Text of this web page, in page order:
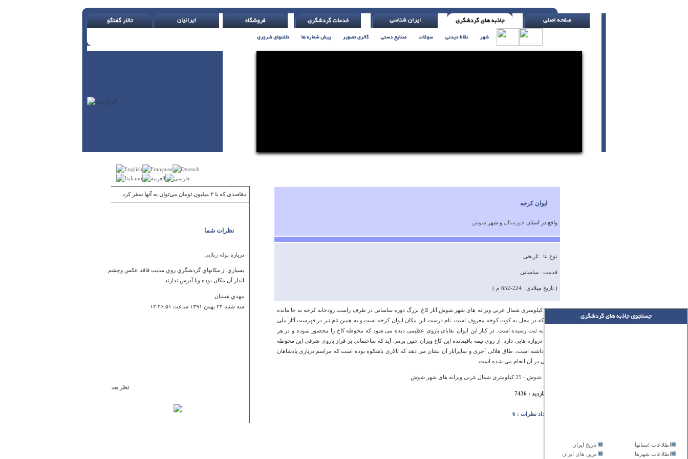
تاریخ ایران
اطلاعات استانها
ترین های ایران
اطلاعات شهرها
مقاصدی که با ۲ میلیون تومان می‌توان به آنها سفر کرد
نظرات شما
درباره پوله زیلایی
بسياري از مكانهاي گردشگري روي سايت فاقد عكس وچشم
انداز آن مكان بوده ويا آدرس ندارند
مهدي هيبتيان
سه شنبه ۲۴ بهمن ۱۳۹۱ ساعت ۱۲:۲۶:۵۱
گلمكان شهري است كه نياز به همت مردم ومسولين دارد
نظر بعد
ایوان کرخه
واقع در استان خوزستان و شهرشوش
نوع بنا : تاریخی
قدمت : ساسانی
( تاریخ میلادی : 224-652 م )
در 25 ‏کیلومتری شمال غربی ویرانه های شهر شوش آثار کاخ بزرگ دوره ساسانی در طرف راست رودخانه کرخه به جا مانده
اسث که در محل به کوت کوخه معروف است. نام درست این مکان ایوان کرخه است و به همین نام نیز در فهرست آثار ملی
ایران به ثبت رسیده است. در کنار این ایوان بقایای باروی عظیمی دیده می شود که محوطه کاخ را محصور نموده و در هر
طرف دروازه هایی دارد. از روی نیمه باقیمانده این کاخ ویران چنین برمی آید که ساختمانی بر فراز باروی شرقی این محوطه
وجود داشته است، طاق هلالی آجری و سایرآثار آن ‏نشان می دهد که تالاری باشکوه بوده است که مراسم درباری پادشاهان
ماسانی در آن انجام می شده است.
آدرس :شوش - 25 ‏کیلومتری شمال غربی ویرانه های شهر شوش
تعداد بازدید : 7436
تعداد نظرات : 6